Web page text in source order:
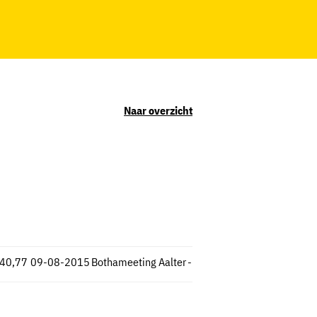
Naar overzicht
Bothameeting Aalter-
09-08-2015